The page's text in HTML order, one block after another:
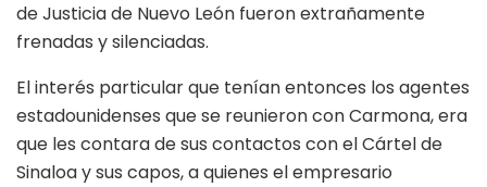
de Justicia de Nuevo León fueron extrañamente
frenadas y silenciadas.
El interés particular que tenían entonces los agentes
estadounidenses que se reunieron con Carmona, era
que les contara de sus contactos con el Cártel de
Sinaloa y sus capos, a quienes el empresario